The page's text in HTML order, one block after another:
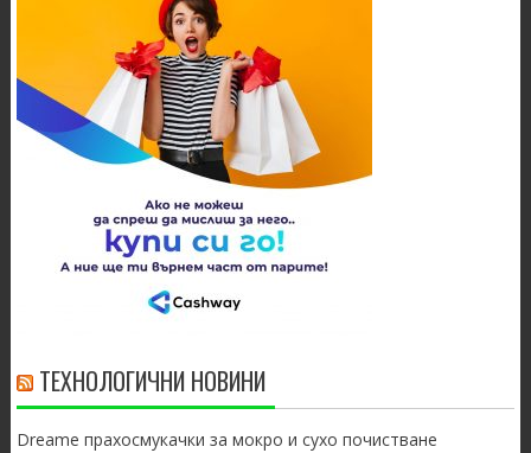
ТЕХНОЛОГИЧНИ НОВИНИ
Dreame прахосмукачки за мокро и сухо почистване